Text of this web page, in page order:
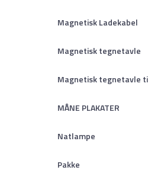
Magnetisk Ladekabel
Magnetisk tegnetavle
Magnetisk tegnetavle
MÅNE PLAKATER
Natlampe
Pakke